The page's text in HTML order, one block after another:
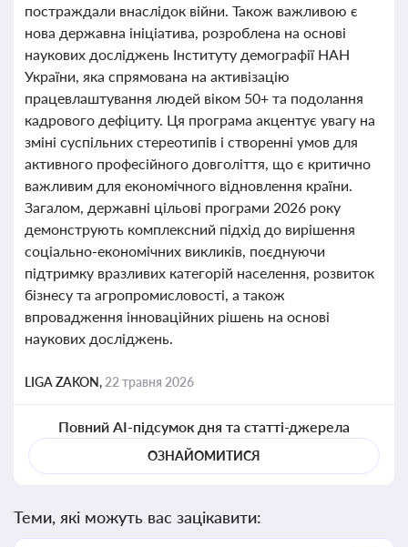
постраждали внаслідок війни. Також важливою є
нова державна ініціатива, розроблена на основі
наукових досліджень Інституту демографії НАН
України, яка спрямована на активізацію
працевлаштування людей віком 50+ та подолання
кадрового дефіциту. Ця програма акцентує увагу на
зміні суспільних стереотипів і створенні умов для
активного професійного довголіття, що є критично
важливим для економічного відновлення країни.
Загалом, державні цільові програми 2026 року
демонструють комплексний підхід до вирішення
соціально-економічних викликів, поєднуючи
підтримку вразливих категорій населення, розвиток
бізнесу та агропромисловості, а також
впровадження інноваційних рішень на основі
наукових досліджень.
LIGA ZAKON, 22 травня 2026
Повний AI-підсумок дня та статті-джерела
ОЗНАЙОМИТИСЯ
Теми, які можуть вас зацікавити: